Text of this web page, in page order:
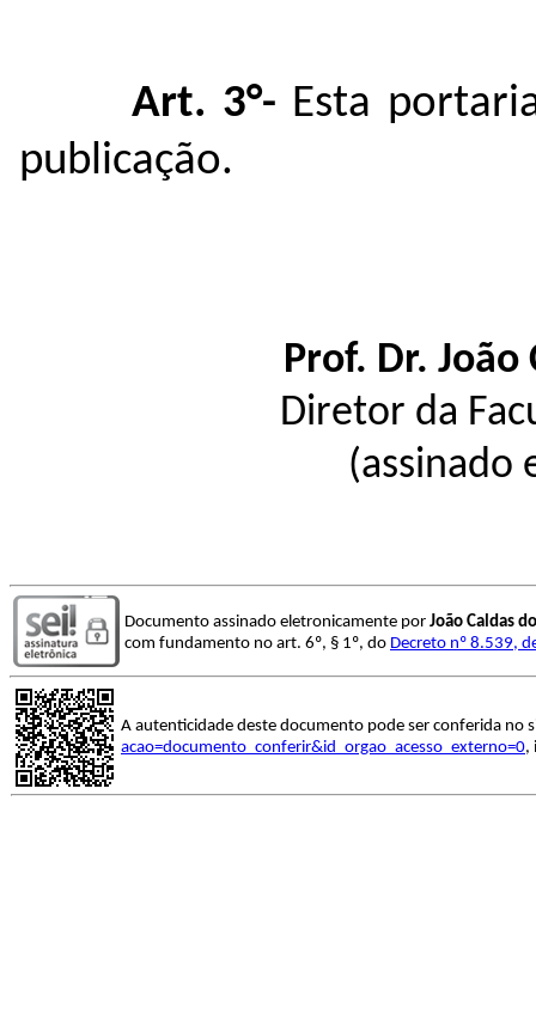
Art. 3°- Esta
publicação.
Prof. Dr. João
Diretor da
(assinado
Documento assinado eletronicamente por João Caldas
com fundamento no art. 6º, § 1º, do Decreto nº 8.539,
A autenticidade deste documento pode ser conferida no
acao=documento_conferir&id_orgao_acesso_externo=0,